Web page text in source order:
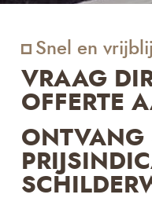
Snel en
VRAAG
OFFERTE
ONTVANG